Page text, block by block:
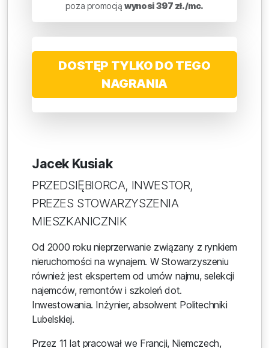
poza promocjąwynosi 397 zł./mc.
DOSTĘP TYLKO DO TEGO
NAGRANIA
Jacek Kusiak
PRZEDSIĘBIORCA, INWESTOR,
PREZES STOWARZYSZENIA
MIESZKANICZNIK
Od 2000 roku nieprzerwanie związany z rynkiem
nieruchomości na wynajem. W Stowarzyszeniu
również jest ekspertem od umów najmu, selekcji
najemców, remontów i szkoleń dot.
Inwestowania. Inżynier, absolwent Politechniki
Lubelskiej.
Przez 11 lat pracował we Francji, Niemczech,